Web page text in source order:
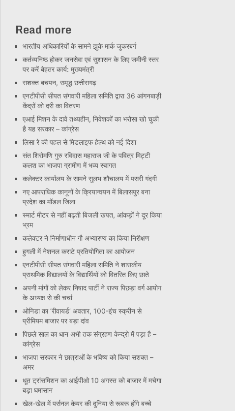
Read more
भारतीय अधिकारियों के सामने झुके मार्क जुकरबर्ग
कर्तव्यनिष्ठ होकर जनसेवा एवं सुशासन के लिए जमीनी स्तर
पर करें बेहतर कार्य: मुख्यमंत्री
सशक्त बचपन, समृद्ध छत्तीसगढ़
एनटीपीसी सीपत संगवारी महिला समिति द्वारा 36 आंगनबाड़ी
केंद्रों को दरी का वितरण
एआई मिशन के दावे तथ्यहीन, निवेशकों का भरोसा खो चुकी
है यह सरकार – कांग्रेस
लिसा रे की पहल से मिडलाइफ हेल्थ को नई दिशा
संत शिरोमणि गुरु रविदास महाराज जी के पवित्र मिट्टी
कलश का भाजपा ग्रामीण में भव्य स्वागत
कलेक्टर कार्यालय के सामने सुलभ शौचालय में पसरी गंदगी
नए आपराधिक कानूनों के क्रियान्वयन में बिलासपुर बना
प्रदेश का मॉडल जिला
स्मार्ट मीटर से नहीं बढ़ती बिजली खपत, आंकड़ों ने दूर किया
भ्रम
कलेक्टर ने निर्माणाधीन गौ अभ्यारण्य का किया निरीक्षण
हुगली में नेशनल कराटे प्रतियोगिता का आयोजन
एनटीपीसी सीपत संगवारी महिला समिति ने शासकीय
प्राथमिक विद्यालयों के विद्यार्थियों को वितरित किए छाते
अपनी मांगों को लेकर निषाद पार्टी ने राज्य पिछड़ा वर्ग आयोग
के अध्यक्ष से की चर्चा
ओनिडा का ‘रीवायर्ड’ अवतार, 100-इंच स्क्रीन से
प्रीमियम बाजार पर बड़ा दांव
पिछले साल का धान अभी तक संग्रहण केन्द्रो में पड़ा है –
कांग्रेस
भाजपा सरकार ने छात्राओं के भविष्य को किया सशक्त –
अमर
धूत ट्रांसमिशन का आईपीओ 10 अगस्त को बाजार में मचेगा
बड़ा घमासान
खेल-खेल में पर्सनल केयर की दुनिया से रूबरू होंगे बच्चे